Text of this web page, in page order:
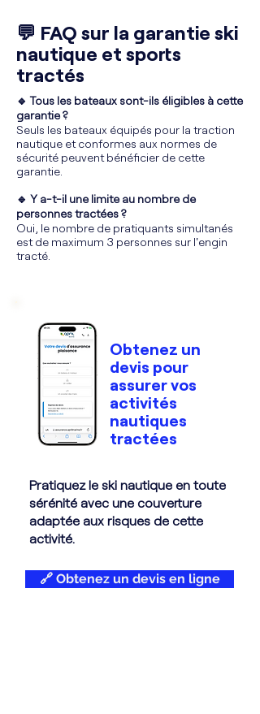
💬 FAQ sur la garantie ski
nautique et sports
tractés
🔹 Tous les bateaux sont-ils éligibles à cette
garantie ?
Seuls les bateaux équipés pour la traction
nautique et conformes aux normes de
sécurité peuvent bénéficier de cette
garantie.
🔹 Y a-t-il une limite au nombre de
personnes tractées ?
Oui, le nombre de pratiquants simultanés
est de maximum 3 personnes sur l'engin
tracté.
Obtenez un
devis pour
assurer vos
activités
nautiques
tractées
Pratiquez le ski nautique en toute
sérénité avec une couverture
adaptée aux risques de cette
activité.
🔗 Obtenez un devis en ligne